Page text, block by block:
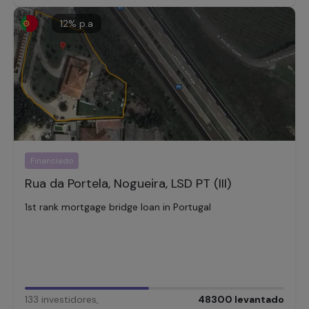
12% p.a
Financiado
Rua da Portela, Nogueira, LSD PT (III)
1st rank mortgage bridge loan in Portugal
133 investidores, 48300 levantado